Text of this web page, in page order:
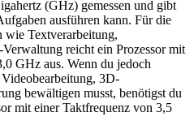
(GHz) gemessen und gibt
ausführen kann. Für die
Textverarbeitung,
reicht ein Prozessor mit
GHz aus. Wenn du jedoch
3D-
bewältigen musst, benötigst du
mit einer Taktfrequenz von 3,5